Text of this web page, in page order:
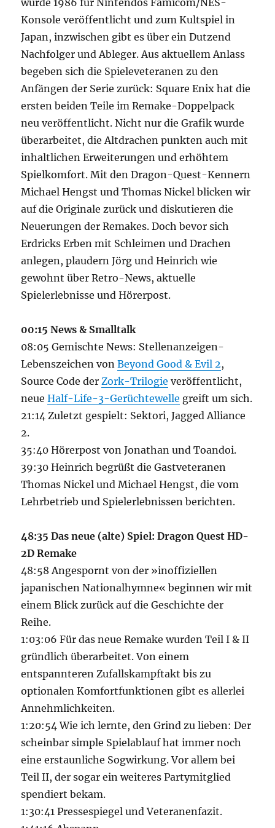
wurde 1986 für Nintendos Famicom/NES-
Konsole veröffentlicht und zum Kultspiel in
Japan, inzwischen gibt es über ein Dutzend
Nachfolger und Ableger. Aus aktuellem Anlass
begeben sich die Spieleveteranen zu den
Anfängen der Serie zurück: Square Enix hat die
ersten beiden Teile im Remake-Doppelpack
neu veröffentlicht. Nicht nur die Grafik wurde
überarbeitet, die Altdrachen punkten auch mit
inhaltlichen Erweiterungen und erhöhtem
Spielkomfort. Mit den Dragon-Quest-Kennern
Michael Hengst und Thomas Nickel blicken wir
auf die Originale zurück und diskutieren die
Neuerungen der Remakes. Doch bevor sich
Erdricks Erben mit Schleimen und Drachen
anlegen, plaudern Jörg und Heinrich wie
gewohnt über Retro-News, aktuelle
Spielerlebnisse und Hörerpost.
00:15 News & Smalltalk
08:05 Gemischte News: Stellenanzeigen-
Lebenszeichen vonBeyond Good & Evil 2,
Source Code derZork-Trilogie veröffentlicht,
neueHalf-Life-3-Gerüchtewelle greift um sich.
21:14 Zuletzt gespielt: Sektori, Jagged Alliance
2.
35:40 Hörerpost von Jonathan und Toandoi.
39:30 Heinrich begrüßt die Gastveteranen
Thomas Nickel und Michael Hengst, die vom
Lehrbetrieb und Spielerlebnissen berichten.
48:35 Das neue (alte) Spiel: Dragon Quest HD-
2D Remake
48:58 Angespornt von der »inoffiziellen
japanischen Nationalhymne« beginnen wir mit
einem Blick zurück auf die Geschichte der
Reihe.
1:03:06 Für das neue Remake wurden Teil I & II
gründlich überarbeitet. Von einem
entspannteren Zufallskampftakt bis zu
optionalen Komfortfunktionen gibt es allerlei
Annehmlichkeiten.
1:20:54 Wie ich lernte, den Grind zu lieben: Der
scheinbar simple Spielablauf hat immer noch
eine erstaunliche Sogwirkung. Vor allem bei
Teil II, der sogar ein weiteres Partymitglied
spendiert bekam.
1:30:41 Pressespiegel und Veteranenfazit.